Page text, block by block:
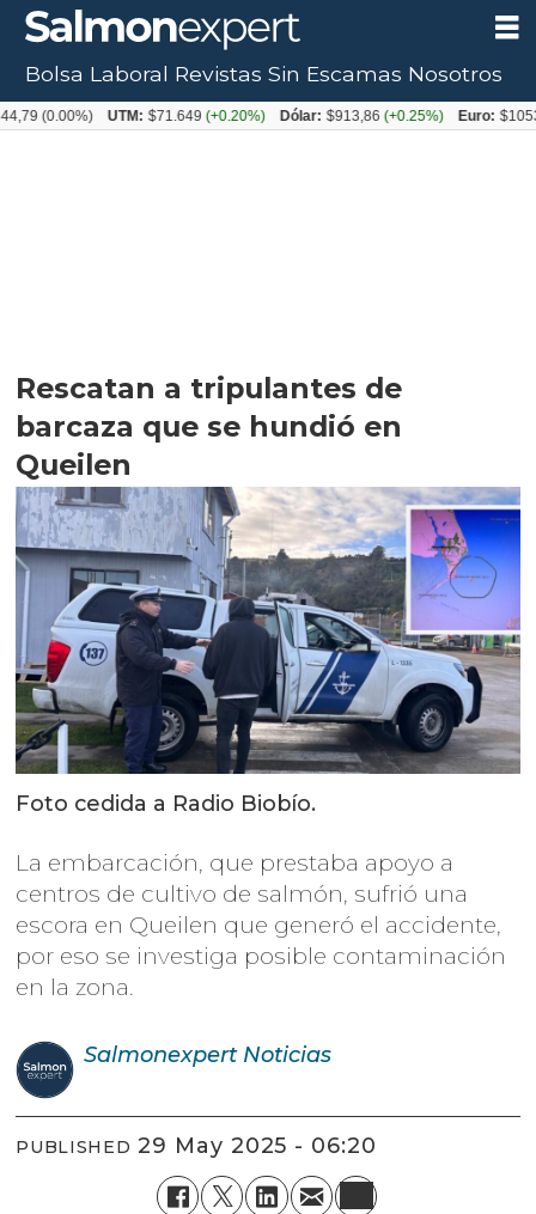
Rescatan a tripulantes de
barcaza que se hundió en
Queilen
Foto cedida a Radio Biobío.
La embarcación, que prestaba apoyo a
centros de cultivo de salmón, sufrió una
escora en Queilen que generó el accidente,
por eso se investiga posible contaminación
en la zona.
Salmonexpert Noticias
PUBLISHED 29 May 2025 - 06:20
Bolsa Laboral Revistas Sin Escamas Nosotros
UTM: $71.649(+0.20%) Dólar: $913,86(+0.25%) Euro: $1053,08(-